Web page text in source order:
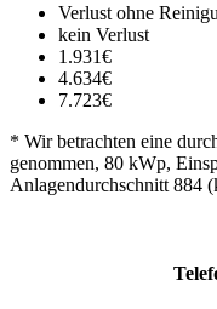
Verlust ohne
kein Verlust
1.931€
4.634€
7.723€
* Wir betrachten eine
genommen, 80 kWp,
Anlagendurchschnitt 884